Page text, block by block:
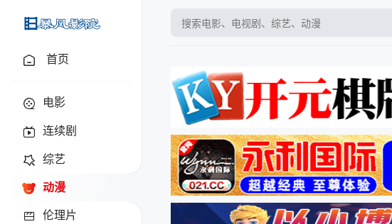
baofyy.tv
首页
电影
连续剧
综艺
动漫
伦理片